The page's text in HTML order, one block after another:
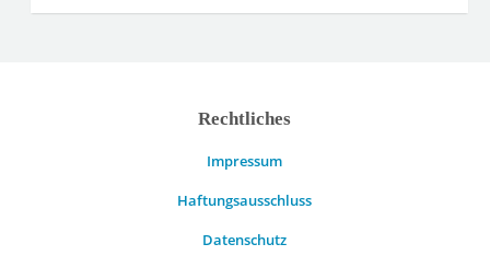
Rechtliches
Impressum
Haftungsausschluss
Datenschutz